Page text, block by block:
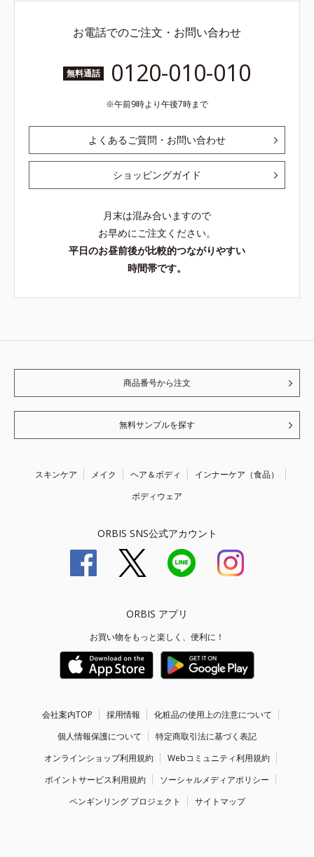
お電話でのご注文・お問い合わせ
無料通話 0120-010-010
午前9時より午後7時まで
よくあるご質問・お問い合わせ
ショッピングガイド
月末は混み合いますので
お早めにご注文ください。
平日のお昼前後が比較的つながりやすい
時間帯です。
商品番号から注文
無料サンプルを探す
スキンケア メイク ヘア＆ボディ
インナーケア（食品）
ボディウェア
ORBIS SNS公式アカウント
ORBIS アプリ
お買い物をもっと楽しく、便利に！
会社案内TOP 採用情報
化粧品の使用上の注意について
個人情報保護について
特定商取引法に基づく表記
オンラインショップ利用規約
Webコミュニティ利用規約
ポイントサービス利用規約
ソーシャルメディアポリシー
ペンギンリング プロジェクト
サイトマップ